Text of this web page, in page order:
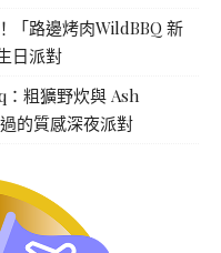
「路邊烤肉WildBBQ 新
日派對
粗獷野炊與 Ash
的質感深夜派對